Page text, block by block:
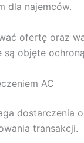
dla najemców.
ofertę oraz
objęte
AC
dostarczenia
transakcji.